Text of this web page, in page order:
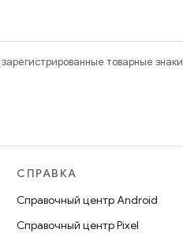
товарные знаки
СПРАВКА
Справочный центр Android
Справочный центр Pixel